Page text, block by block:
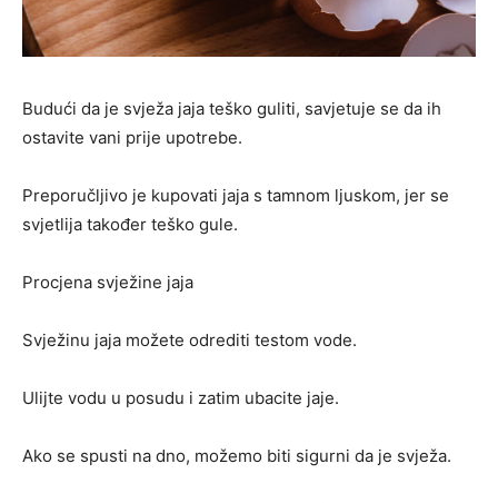
Budući da je svježa jaja teško guliti, savjetuje se da ih
ostavite vani prije upotrebe.
Preporučljivo je kupovati jaja s tamnom ljuskom, jer se
svjetlija također teško gule.
Procjena svježine jaja
Svježinu jaja možete odrediti testom vode.
Ulijte vodu u posudu i zatim ubacite jaje.
Ako se spusti na dno, možemo biti sigurni da je svježa.